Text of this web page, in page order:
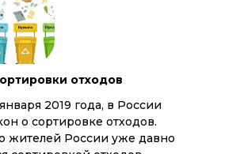
отходов
2019 года, в России
о сортировке отходов.
жителей России уже давно